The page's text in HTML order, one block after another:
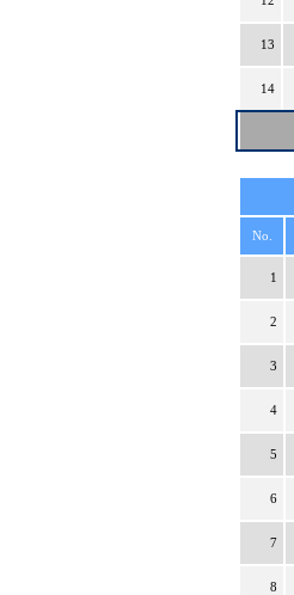
13
14
No.
1
2
3
4
5
6
7
8